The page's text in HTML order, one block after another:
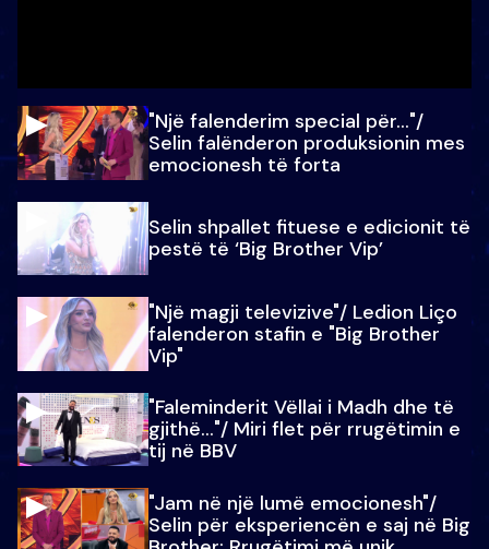
"Një falenderim special për…"/
Selin falënderon produksionin mes
emocionesh të forta
Selin shpallet fituese e edicionit të
pestë të ‘Big Brother Vip’
"Një magji televizive"/ Ledion Liço
falenderon stafin e "Big Brother
Vip"
"Faleminderit Vëllai i Madh dhe të
gjithë…"/ Miri flet për rrugëtimin e
tij në BBV
"Jam në një lumë emocionesh"/
Selin për eksperiencën e saj në Big